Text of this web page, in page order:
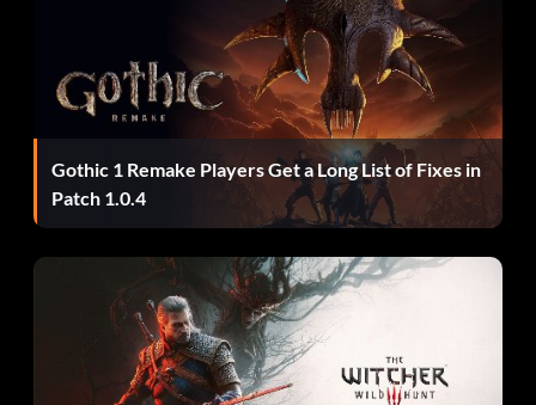
Zielsetzung: Blindes Glück - Töte je einen feindlichen
Fußsoldaten mit blindem Feuer.
Kapitän des Schiffes
Zielsetzung: Kapitän des Schiffes - Zerstöre 10 feindliche
Abschleppseil vergessen
Objective: Forgot My Tow Cable – Fly through an
Gothic 1 Remake Players Get a Long List of Fixes in
Patch 1.0.4